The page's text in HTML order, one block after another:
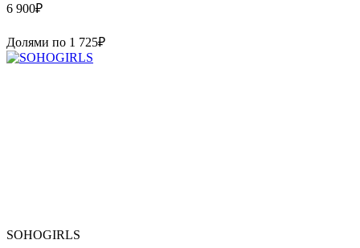
6 900₽
Долями по 1 725₽
SOHOGIRLS